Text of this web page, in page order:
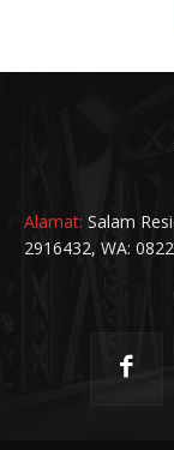
Alamat: Salam
2916432, WA: